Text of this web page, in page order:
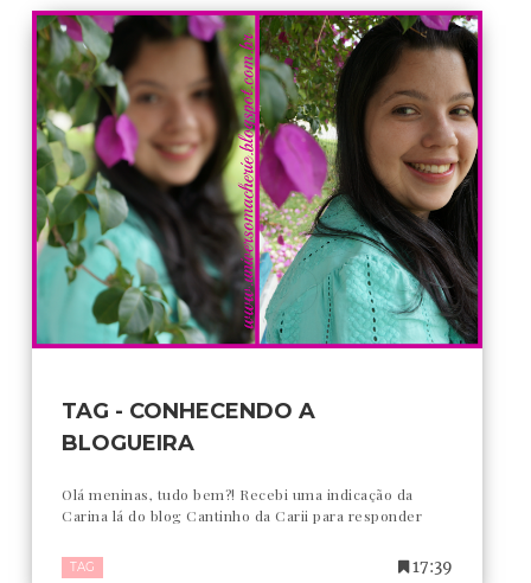
TAG - CONHECENDO A
BLOGUEIRA
Olá meninas, tudo bem?! Recebi uma indicação da
Carina lá do blog Cantinho da Carii para responder
TAG 17:39